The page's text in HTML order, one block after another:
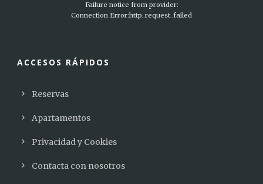
Failure notice from provider:
Connection Error:http_request_failed
ACCESOS RÁPIDOS
Reservas
Apartamentos
Privacidad y Cookies
Contacta con nosotros